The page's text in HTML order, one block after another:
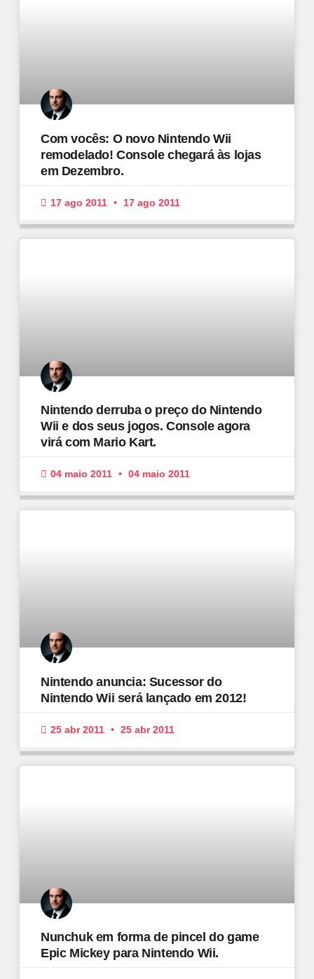
Com vocês: O novo Nintendo Wii
remodelado! Console chegará às lojas
em Dezembro.
17 ago 2011 17 ago 2011
Nintendo derruba o preço do Nintendo
Wii e dos seus jogos. Console agora
virá com Mario Kart.
04 maio 2011 04 maio 2011
Nintendo anuncia: Sucessor do
Nintendo Wii será lançado em 2012!
25 abr 2011 25 abr 2011
Nunchuk em forma de pincel do game
Epic Mickey para Nintendo Wii.